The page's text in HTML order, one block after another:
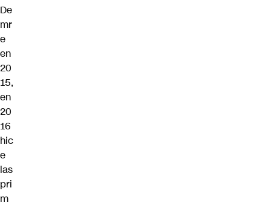
De
mr
e
en
20
15,
en
20
16
hic
e
las
pri
m